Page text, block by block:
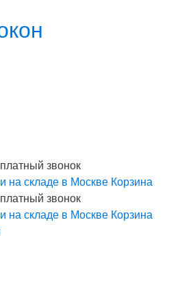
звонок
на складе в Москве Корзина
звонок
на складе в Москве Корзина